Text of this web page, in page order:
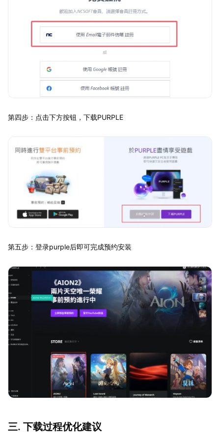
第四步：点击下方按钮，下载PURPLE
第五步：登录purple后即可完成预约安装
三. 下载过程优化建议